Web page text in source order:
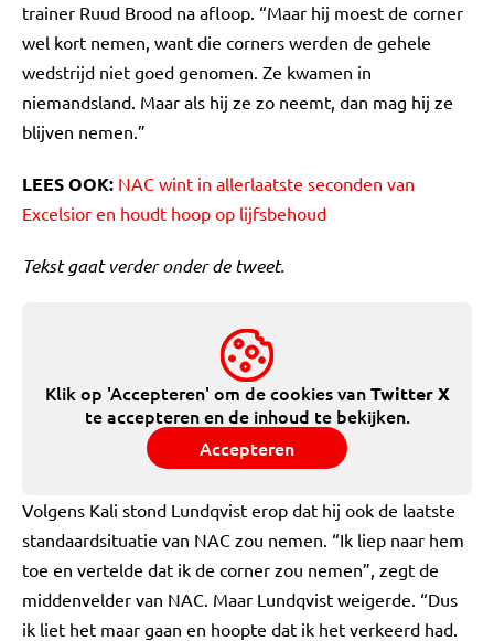
trainer Ruud Brood na afloop. “Maar hij moest de corner
wel kort nemen, want die corners werden de gehele
wedstrijd niet goed genomen. Ze kwamen in
niemandsland. Maar als hij ze zo neemt, dan mag hij ze
blijven nemen.”
LEES OOK: NAC wint in allerlaatste seconden van
Excelsior en houdt hoop op lijfsbehoud
Tekst gaat verder onder de tweet.
Klik op 'Accepteren' om de cookies vanTwitter X
te accepteren en de inhoud te bekijken.
Accepteren
Volgens Kali stond Lundqvist erop dat hij ook de laatste
standaardsituatie van NAC zou nemen. “Ik liep naar hem
toe en vertelde dat ik de corner zou nemen”, zegt de
middenvelder van NAC. Maar Lundqvist weigerde. “Dus
ik liet het maar gaan en hoopte dat ik het verkeerd had.